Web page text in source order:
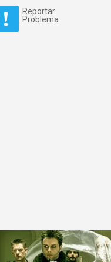
Reportar
Problema